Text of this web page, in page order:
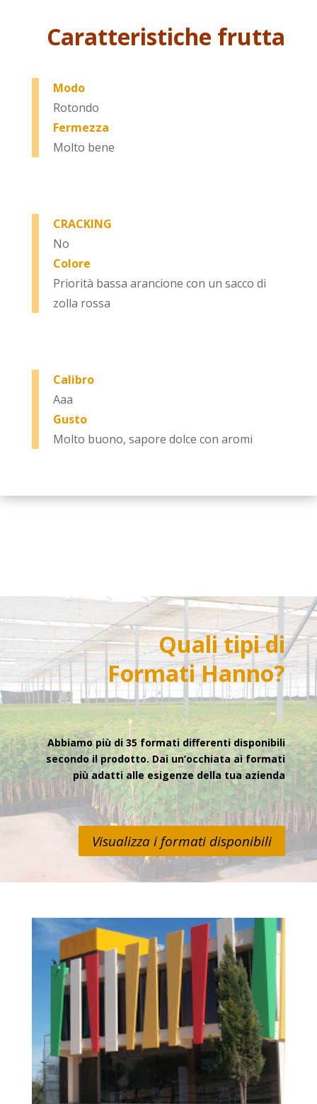
Caratteristiche frutta
Modo
Rotondo
Fermezza
Molto bene
CRACKING
No
Colore
Priorità bassa arancione con un sacco di
zolla rossa
Calibro
Aaa
Gusto
Molto buono, sapore dolce con aromi
Quali tipi di
FormatiHanno?
Abbiamo più di 35 formati differenti disponibili
secondo il prodotto. Dai un’occhiata ai formati
più adatti alle esigenze della tua azienda
Visualizza i formati disponibili